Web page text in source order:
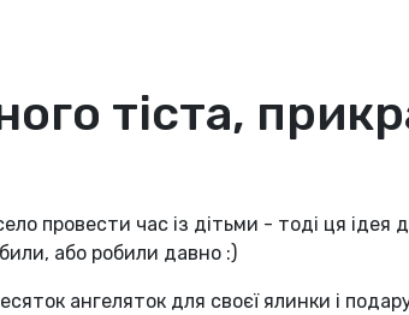
тіста,
провести час із дітьми - тоді ця ідея
або робили давно :)
ангеляток для своєї ялинки і